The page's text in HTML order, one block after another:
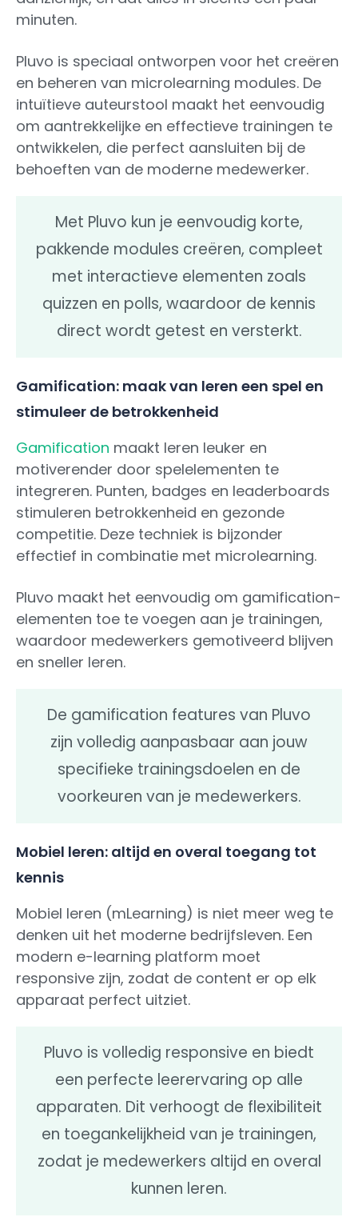
minuten.
Pluvo is speciaal ontworpen voor het creëren
en beheren van microlearning modules. De
intuïtieve auteurstool maakt het eenvoudig
om aantrekkelijke en effectieve trainingen te
ontwikkelen, die perfect aansluiten bij de
behoeften van de moderne medewerker.
Met Pluvo kun je eenvoudig korte,
pakkende modules creëren, compleet
met interactieve elementen zoals
quizzen en polls, waardoor de kennis
direct wordt getest en versterkt.
Gamification: maak van leren een spel en
stimuleer de betrokkenheid
Gamification maakt leren leuker en
motiverender door spelelementen te
integreren. Punten, badges en leaderboards
stimuleren betrokkenheid en gezonde
competitie. Deze techniek is bijzonder
effectief in combinatie met microlearning.
Pluvo maakt het eenvoudig om gamification-
elementen toe te voegen aan je trainingen,
waardoor medewerkers gemotiveerd blijven
en sneller leren.
De gamification features van Pluvo
zijn volledig aanpasbaar aan jouw
specifieke trainingsdoelen en de
voorkeuren van je medewerkers.
Mobiel leren: altijd en overal toegang tot
kennis
Mobiel leren (mLearning) is niet meer weg te
denken uit het moderne bedrijfsleven. Een
modern e-learning platform moet
responsive zijn, zodat de content er op elk
apparaat perfect uitziet.
Pluvo is volledig responsive en biedt
een perfecte leerervaring op alle
apparaten. Dit verhoogt de flexibiliteit
en toegankelijkheid van je trainingen,
zodat je medewerkers altijd en overal
kunnen leren.